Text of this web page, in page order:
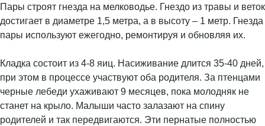
Пары строят гнезда на мелководье. Гнездо из травы и веток
достигает в диаметре 1,5 метра, а в высоту – 1 метр. Гнезда
пары используют ежегодно, ремонтируя и обновляя их.
Кладка состоит из 4-8 яиц. Насиживание длится 35-40 дней,
при этом в процессе участвуют оба родителя. За птенцами
черные лебеди ухаживают 9 месяцев, пока молодняк не
станет на крыло. Малыши часто залазают на спину
родителей и так передвигаются. Эти пернатые полностью